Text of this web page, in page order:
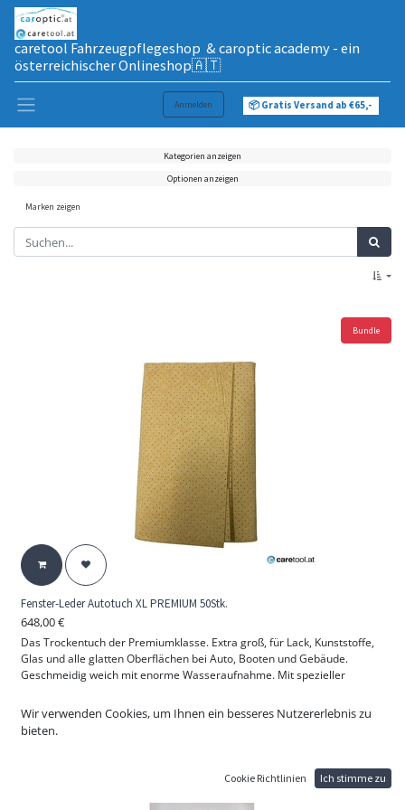
caretool Fahrzeugpflegeshop & caroptic academy - ein
österreichischer Onlineshop🇦🇹
Anmelden 📦 Gratis Versand ab €65,-
Kategorien anzeigen
Optionen anzeigen
Marken zeigen
Bundle
Fenster-Leder Autotuch XL PREMIUM 50Stk.
648,00€
Das Trockentuch der Premiumklasse. Extra groß, für Lack, Kunststoffe,
Glas und alle glatten Oberflächen bei Auto, Booten und Gebäude.
Geschmeidig weich mit enorme Wasseraufnahme. Mit spezieller
und lackschonendes Ergebnis.
Eigenschaften:
Wir verwenden Cookies, um Ihnen ein besseres Nutzererlebnis zu
bieten.
Cookie Richtlinien Ich stimme zu